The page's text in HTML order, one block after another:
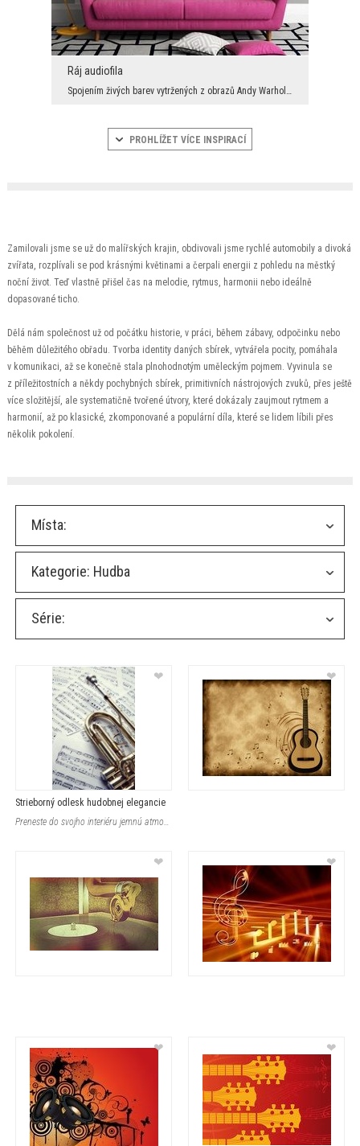
Ráj audiofila
Spojením živých barev vytržených z obrazů Andy Warhola a módních gadžetů, dostaneme recept na ide...
PROHLÍŽET VÍCE INSPIRACÍ
Zamilovali jsme se už do malířských krajin, obdivovali jsme rychlé automobily a divoká
zvířata, rozplívali se pod krásnými květinami a čerpali energii z pohledu na městký
noční život. Teď vlastně přišel čas na melodie, rytmus, harmonii nebo ideálně
dopasované ticho.
Dělá nám společnost už od počátku historie, v práci, během zábavy, odpočinku nebo
běhěm důležitého obřadu. Tvorba identity daných sbírek, vytvářela pocity, pomáhala
v komunikaci, až se konečně stala plnohodnotým uměleckým pojmem. Vyvinula se
z příležitostních a někdy pochybných sbírek, primitivních nástrojových zvuků, přes ještě
více složitější, ale systematičně tvořené útvory, které dokázaly zaujmout rytmem a
harmonií, až po klasické, zkomponované a populární díla, které se lidem líbili přes
několik pokolení.
Místa:
Kategorie: Hudba
Série:
❤
Strieborný odlesk hudobnej elegancie
Preneste do svojho interiéru jemnú atmosféru klasickej hudby s týmto obrazom
❤
❤ ❤
❤ ❤